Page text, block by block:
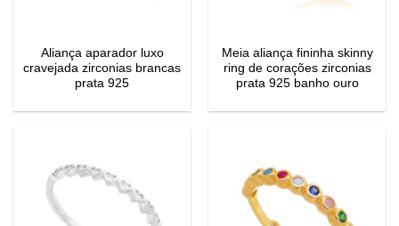
Aliança aparador luxo
cravejada zirconias brancas
prata 925
Meia aliança fininha skinny
ring de corações zirconias
prata 925 banho ouro